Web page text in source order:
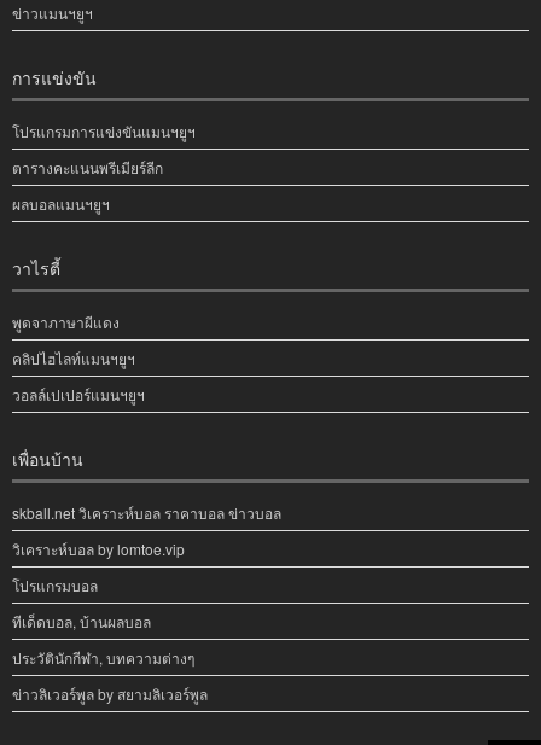
ข่าวแมนฯยูฯ
การแข่งขัน
โปรแกรมการแข่งขันแมนฯยูฯ
ตารางคะแนนพรีเมียร์ลีก
ผลบอลแมนฯยูฯ
วาไรตี้
พูดจาภาษาผีแดง
คลิปไฮไลท์แมนฯยูฯ
วอลล์เปเปอร์แมนฯยูฯ
เพื่อนบ้าน
skball.net วิเคราะห์บอล ราคาบอล ข่าวบอล
วิเคราะห์บอล by lomtoe.vip
โปรแกรมบอล
ทีเด็ดบอล, บ้านผลบอล
ประวัตินักกีฬา, บทความต่างๆ
ข่าวลิเวอร์พูล by สยามลิเวอร์พูล